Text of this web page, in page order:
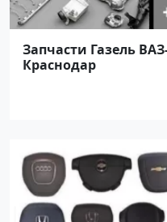
Запчасти Газель
Краснодар